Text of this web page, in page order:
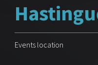
Events location